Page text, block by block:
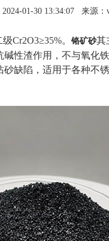
01-30 13:34:07 来源：
Cr2O3≥35%。 铬矿砂其
性渣作用，不与氧化
缺陷，适用于各种不